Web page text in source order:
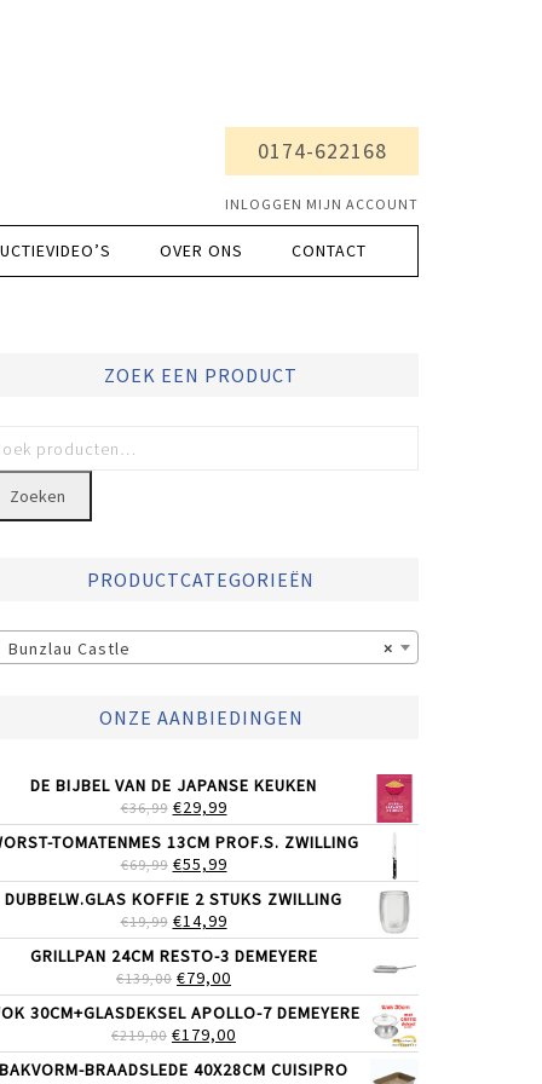
0174-622168
INLOGGEN MIJN ACCOUNT
OVER ONS CONTACT
ZOEK EEN PRODUCT
Zoeken
PRODUCTCATEGORIEËN
×
Bunzlau Castle
ONZE AANBIEDINGEN
DE BIJBEL VAN DE JAPANSE KEUKEN
€36,99 OORSPRONKELIJKE
PRIJS
WAS:
€36,99.
€29,99HUIDIGE
PRIJS
IS:
€29,99.
TOMATENMES 13CM PROF.S. ZWILLING
€69,99 OORSPRONKELIJKE
PRIJS
WAS:
€69,99.
€55,99HUIDIGE
PRIJS
IS:
€55,99.
DUBBELW.GLAS KOFFIE 2 STUKS ZWILLING
€19,99 OORSPRONKELIJKE
PRIJS
WAS:
€19,99.
€14,99HUIDIGE
PRIJS
IS:
€14,99.
GRILLPAN 24CM RESTO-3 DEMEYERE
€139,00 OORSPRONKELIJKE
PRIJS
WAS:
€139,00.
€79,00
PRIJS
IS:
€79,00.
30CM+GLASDEKSEL APOLLO-7 DEMEYERE
€219,00 OORSPRONKELIJKE
PRIJS
WAS:
€179,00
PRIJS
IS:
BAKVORM-BRAADSLEDE 40X28CM CUISIPRO